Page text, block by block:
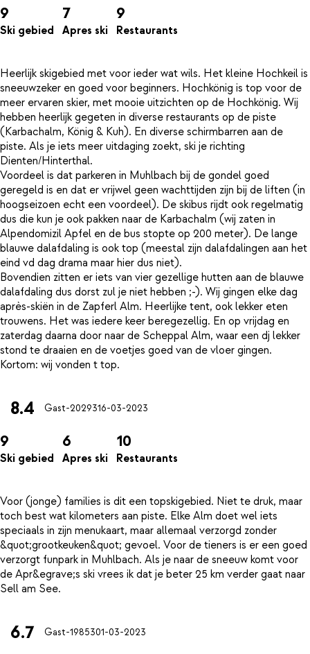
9
Ski gebied
7
Apres ski
9
Restaurants
Heerlijk skigebied met voor ieder wat wils. Het kleine Hochkeil is
sneeuwzeker en goed voor beginners. Hochkönig is top voor de
meer ervaren skier, met mooie uitzichten op de Hochkönig. Wij
hebben heerlijk gegeten in diverse restaurants op de piste
(Karbachalm, König & Kuh). En diverse schirmbarren aan de
piste. Als je iets meer uitdaging zoekt, ski je richting
Dienten/Hinterthal.
Voordeel is dat parkeren in Muhlbach bij de gondel goed
geregeld is en dat er vrijwel geen wachttijden zijn bij de liften (in
hoogseizoen echt een voordeel). De skibus rijdt ook regelmatig
dus die kun je ook pakken naar de Karbachalm (wij zaten in
Alpendomizil Apfel en de bus stopte op 200 meter). De lange
blauwe dalafdaling is ook top (meestal zijn dalafdalingen aan het
eind vd dag drama maar hier dus niet).
Bovendien zitten er iets van vier gezellige hutten aan de blauwe
dalafdaling dus dorst zul je niet hebben ;-). Wij gingen elke dag
après-skiën in de Zapferl Alm. Heerlijke tent, ook lekker eten
trouwens. Het was iedere keer beregezellig. En op vrijdag en
zaterdag daarna door naar de Scheppal Alm, waar een dj lekker
stond te draaien en de voetjes goed van de vloer gingen.
8.4 Gast-2029316-03-2023
9
Ski gebied
6
Apres ski
10
Restaurants
Voor (jonge) families is dit een topskigebied. Niet te druk, maar
toch best wat kilometers aan piste. Elke Alm doet wel iets
speciaals in zijn menukaart, maar allemaal verzorgd zonder
&quot;grootkeuken&quot; gevoel. Voor de tieners is er een goed
verzorgt funpark in Muhlbach. Als je naar de sneeuw komt voor
de Apr&egrave;s ski vrees ik dat je beter 25 km verder gaat naar
6.7 Gast-1985301-03-2023